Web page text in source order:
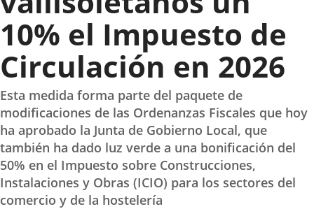
10% el Impuesto de
Circulación en 2026
Esta medida forma parte del paquete de
modificaciones de las Ordenanzas Fiscales que hoy
ha aprobado la Junta de Gobierno Local, que
también ha dado luz verde a una bonificación del
50% en el Impuesto sobre Construcciones,
Instalaciones y Obras (ICIO) para los sectores del
comercio y de la hostelería